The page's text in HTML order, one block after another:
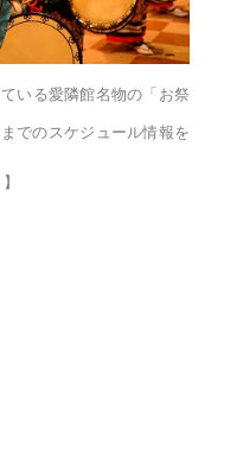
いる愛隣館名物の「お祭
でのスケジュール情報を